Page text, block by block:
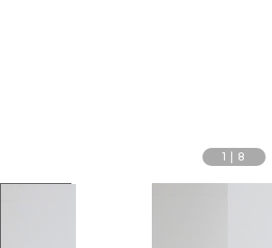
1 8